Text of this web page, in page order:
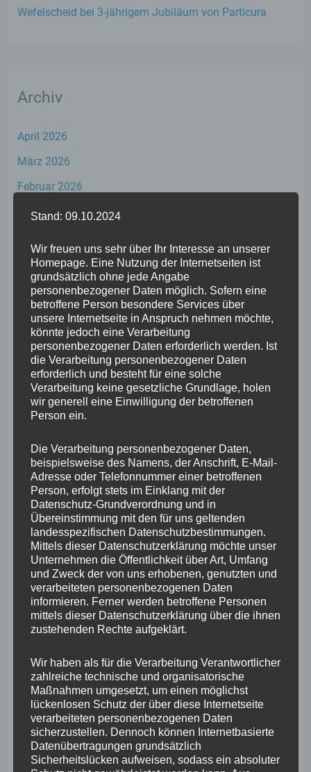
Wefelscheid bei 3-jährigem Jubiläum von Particura
Archiv
April 2026
März 2026
Februar 2026
Januar 2026
November 2025
Oktober 2025
September 2025
August 2025
Juli 2025
Juni 2025
Mai 2025
März 2025
Februar 2025
Januar 2025
Dezember 2024
November 2024
Oktober 2024
September 2024
August 2024
Juli 2024
Juni 2024
Mai 2024
April 2024
März 2024
Stand: 09.10.2024
Wir freuen uns sehr über Ihr Interesse an unserer
Homepage. Eine Nutzung der Internetseiten ist
grundsätzlich ohne jede Angabe
personenbezogener Daten möglich. Sofern eine
betroffene Person besondere Services über
unsere Internetseite in Anspruch nehmen möchte,
könnte jedoch eine Verarbeitung
personenbezogener Daten erforderlich werden. Ist
die Verarbeitung personenbezogener Daten
erforderlich und besteht für eine solche
Verarbeitung keine gesetzliche Grundlage, holen
wir generell eine Einwilligung der betroffenen
Person ein.
Die Verarbeitung personenbezogener Daten,
beispielsweise des Namens, der Anschrift, E-Mail-
Adresse oder Telefonnummer einer betroffenen
Person, erfolgt stets im Einklang mit der
Datenschutz-Grundverordnung und in
Übereinstimmung mit den für uns geltenden
landesspezifischen Datenschutzbestimmungen.
Mittels dieser Datenschutzerklärung möchte unser
Unternehmen die Öffentlichkeit über Art, Umfang
und Zweck der von uns erhobenen, genutzten und
verarbeiteten personenbezogenen Daten
informieren. Ferner werden betroffene Personen
mittels dieser Datenschutzerklärung über die ihnen
zustehenden Rechte aufgeklärt.
Wir haben als für die Verarbeitung Verantwortlicher
zahlreiche technische und organisatorische
Maßnahmen umgesetzt, um einen möglichst
lückenlosen Schutz der über diese Internetseite
verarbeiteten personenbezogenen Daten
sicherzustellen. Dennoch können Internetbasierte
Datenübertragungen grundsätzlich
Sicherheitslücken aufweisen, sodass ein absoluter